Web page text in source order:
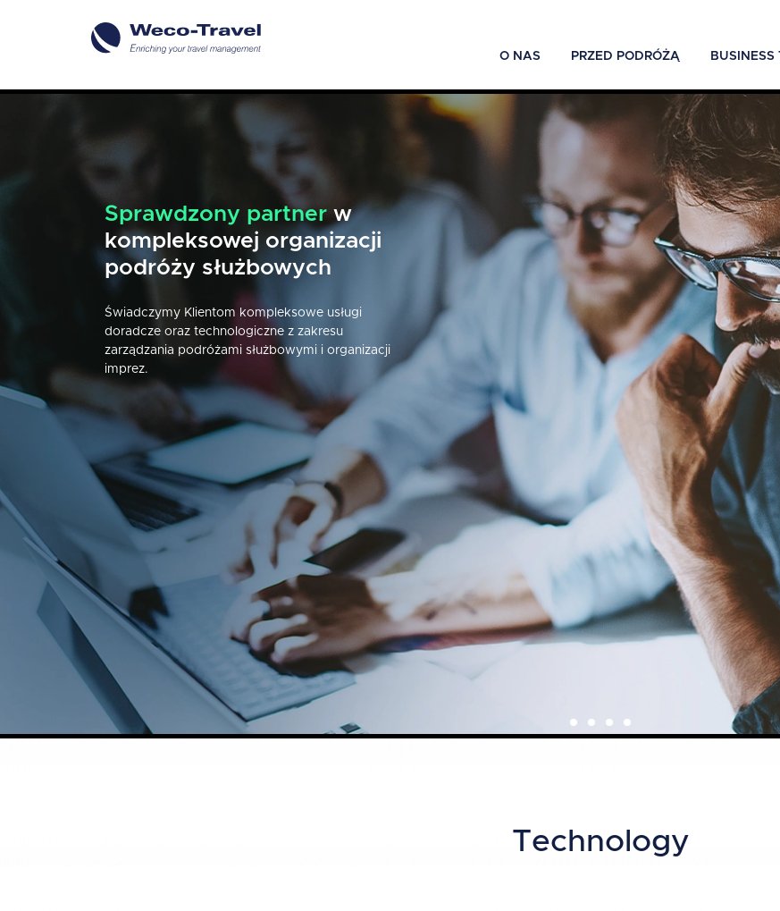
O NAS PRZED PODRÓŻĄ BUSINESS
Sprawdzony partnerw
kompleksowej organizacji
podróży służbowych
Świadczymy Klientom kompleksowe usługi
doradcze oraz technologiczne z zakresu
zarządzania podróżami służbowymi i organizacji
imprez.
Naszej pracy przyświeca
jeden cel- perfekcyjna
organizacja podróży
Każdego dnia udowadniamy, że podróż może być
zaplanowana w każdym detalu, a co za tym idzie -
przyjazna i komfortowa.
Technology